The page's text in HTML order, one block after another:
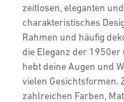
zeitlosen, eleganten
charakteristisches
Rahmen und häufig
die Eleganz der
hebt deine Augen und
vielen Gesichtsformen.
zahlreichen Farben,